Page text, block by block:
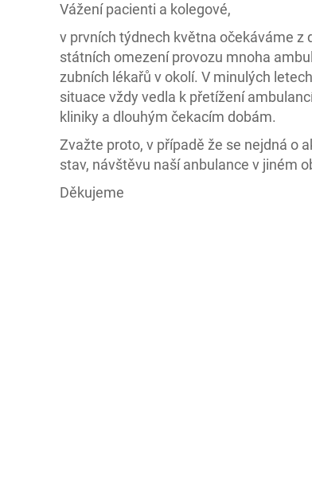
Vážení pacienti a kolegové,
v prvních týdnech května očekáváme z
státních omezení provozu mnoha
zubních lékařů v okolí. V minulých
situace vždy vedla k přetížení
kliniky a dlouhým čekacím dobám.
Zvažte proto, v případě že se nejdná o
stav, návštěvu naší anbulance v jiném
Děkujeme